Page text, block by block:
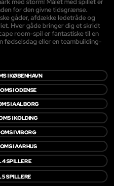
med storm! Målet med spillet er
for den givne tidsgrænse.
gåder, afdække ledetråde og
Hver gåde bringer dig et skridt
room-spil er fantastiske til en
fødselsdag eller en teambuilding-
I KØBENHAVN
I ODENSE
I AALBORG
I KOLDING
I VIBORG
I AARHUS
4 SPILLERE
5 SPILLERE